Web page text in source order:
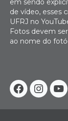
Facebook
em sendo
de vídeo, esses
UFRJ no
Fotos devem
ao nome do